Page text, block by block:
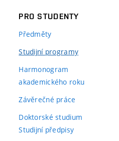
PRO STUDENTY
Předměty
Studijní programy
Harmonogram
akademického roku
Závěrečné práce
Doktorské studium
Studijní předpisy